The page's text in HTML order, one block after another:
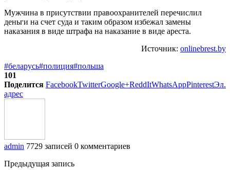
Мужчина в присутствии правоохранителей перечислил
деньги на счет суда и таким образом избежал замены
наказания в виде штрафа на наказание в виде ареста.
Источник: onlinebrest.by
#беларусь#полиция#польша
101
Поделится FacebookTwitterGoogle+ReddItWhatsAppPinterestЭл.
адрес
admin 7729 записей 0 комментариев
Предыдущая запись